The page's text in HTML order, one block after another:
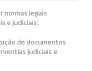
normas legais
e judiciais;
de documentos
judiciais e